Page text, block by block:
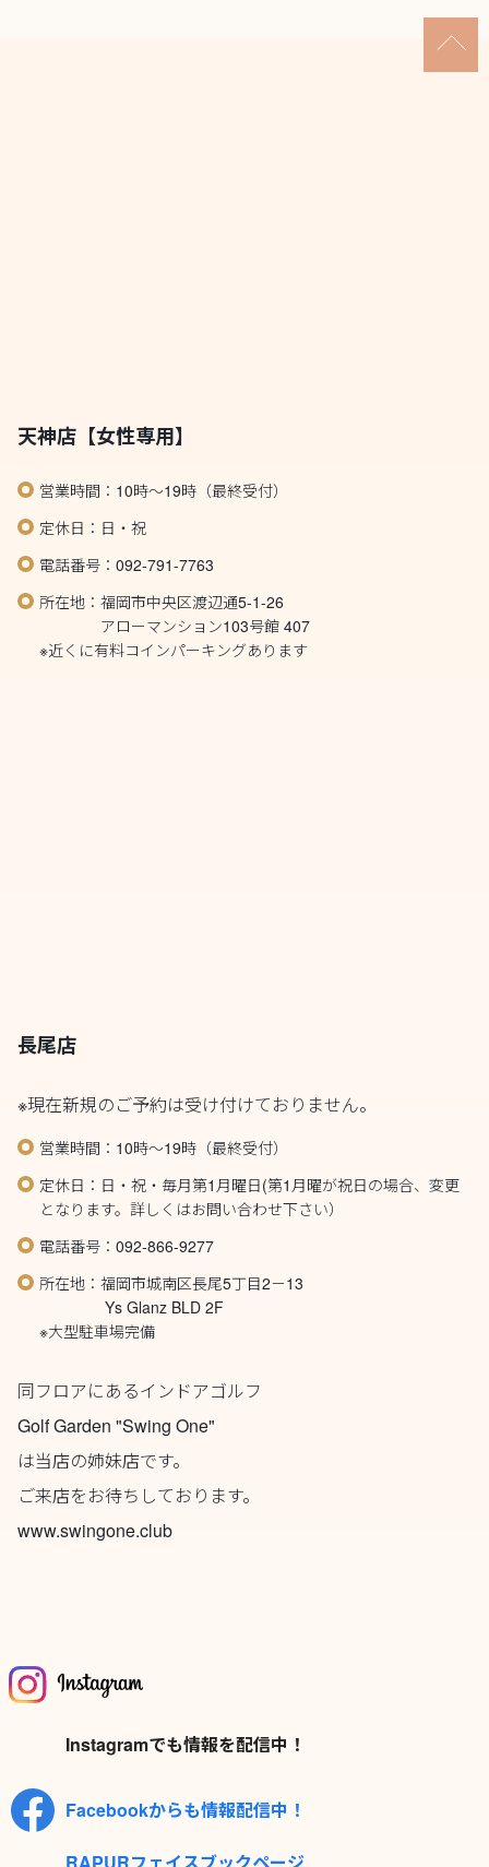
天神店【女性専用】
営業時間：10時～19時（最終受付）
定休日：日・祝
電話番号：092-791-7763
所在地：福岡市中央区渡辺通5-1-26
アローマンション103号館 407
※近くに有料コインパーキングあります
長尾店
※現在新規のご予約は受け付けておりません。
営業時間：10時～19時（最終受付）
定休日：日・祝・毎月第1月曜日(第1月曜が祝日の場合、変更
となります。詳しくはお問い合わせ下さい）
電話番号：092-866-9277
所在地：福岡市城南区長尾5丁目2－13
Ys Glanz BLD 2F
※大型駐車場完備
同フロアにあるインドアゴルフ
Golf Garden "Swing One"
は当店の姉妹店です。
ご来店をお待ちしております。
www.swingone.club
Instagramでも情報を配信中！
Facebookからも情報配信中！